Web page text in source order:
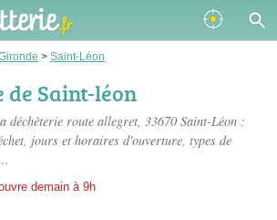
> Saint-Léon
de Saint-léon
déchèterie route allegret, 33670 Saint-Léon :
jours et horaires d'ouverture, types de
demain à 9h